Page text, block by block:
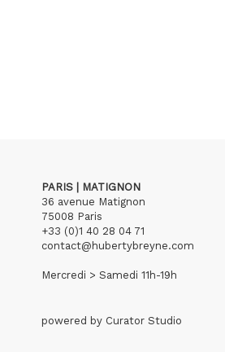
PARIS | MATIGNON
36 avenue Matignon
75008 Paris
+33 (0)1 40 28 04 71
contact@hubertybreyne.com
Mercredi > Samedi 11h-19h
powered by Curator Studio